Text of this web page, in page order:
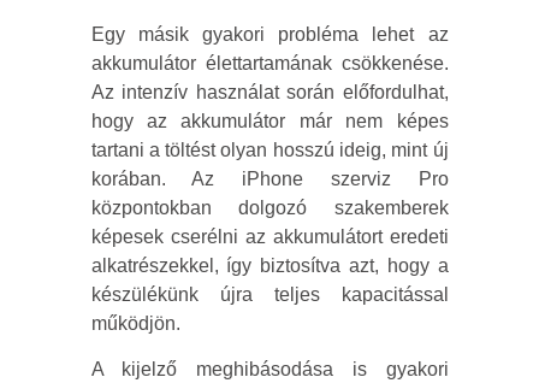
Egy másik gyakori probléma lehet az
akkumulátor élettartamának csökkenése.
Az intenzív használat során előfordulhat,
hogy az akkumulátor már nem képes
tartani a töltést olyan hosszú ideig, mint új
korában. Az iPhone szerviz Pro
központokban dolgozó szakemberek
képesek cserélni az akkumulátort eredeti
alkatrészekkel, így biztosítva azt, hogy a
készülékünk újra teljes kapacitással
működjön.
A kijelző meghibásodása is gyakori